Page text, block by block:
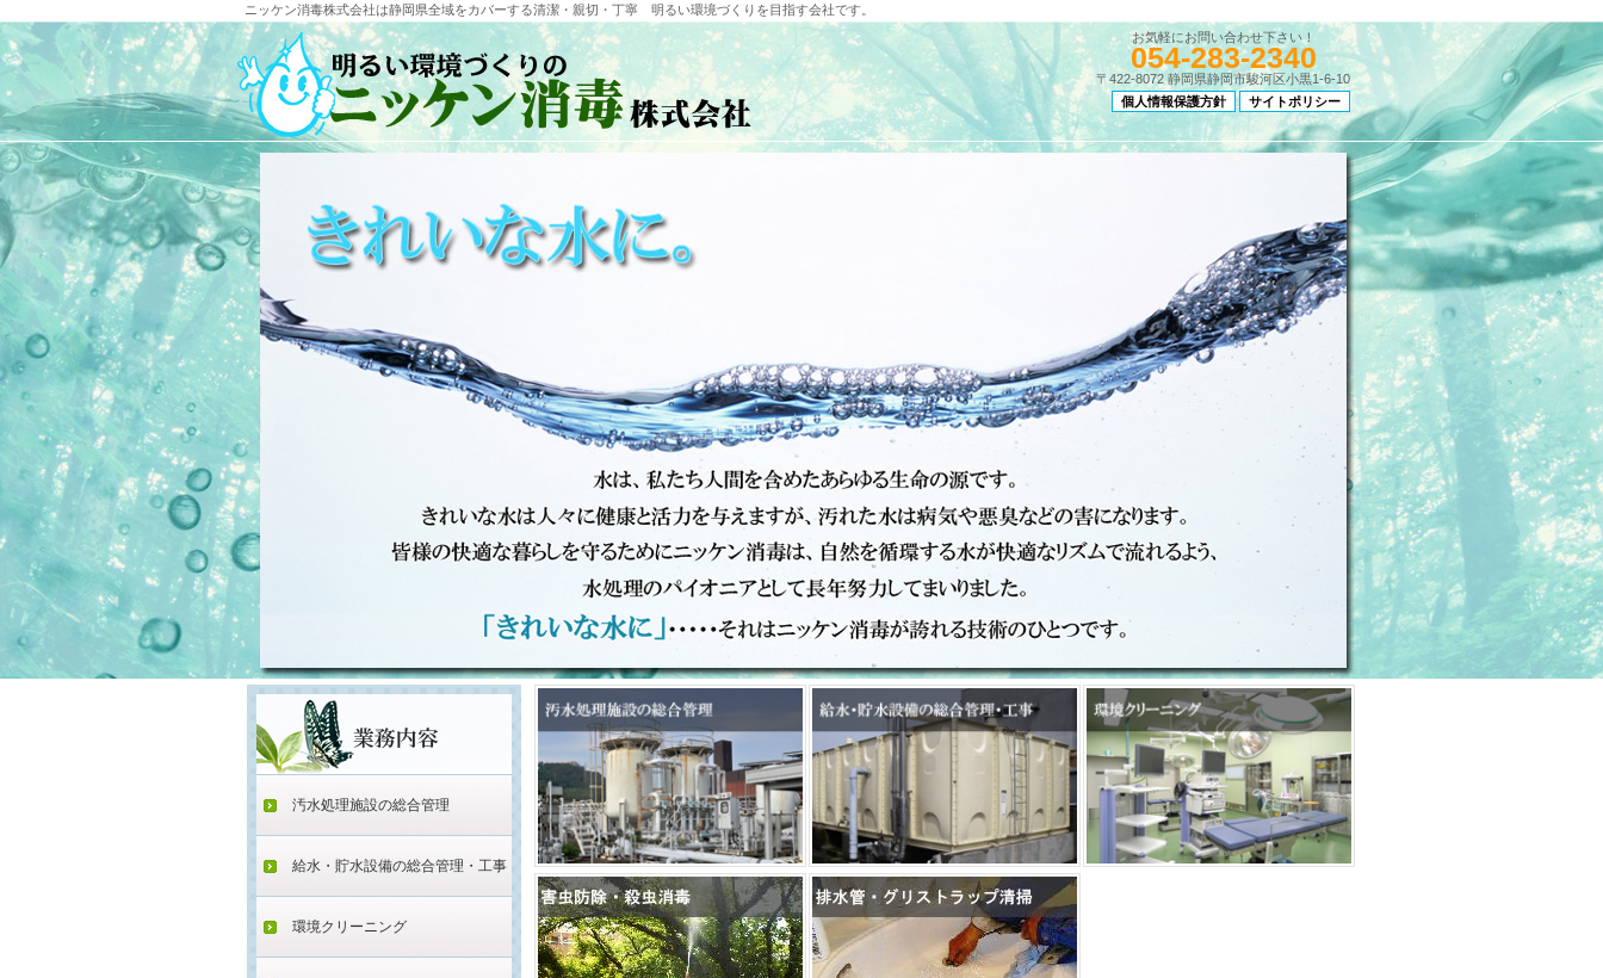
ニッケン消毒株式会社は静岡県全域をカバーする清潔・親切・丁寧 明るい環境づくりを目指す会社です。
お気軽にお問い合わせ下さい！
054-283-2340
〒422-8072 静岡県静岡市駿河区小黒1-6-10
サイトポリシー
個人情報保護方針
汚水処理施設の総合管理
給水・貯水設備の総合管理・工事
環境クリーニング